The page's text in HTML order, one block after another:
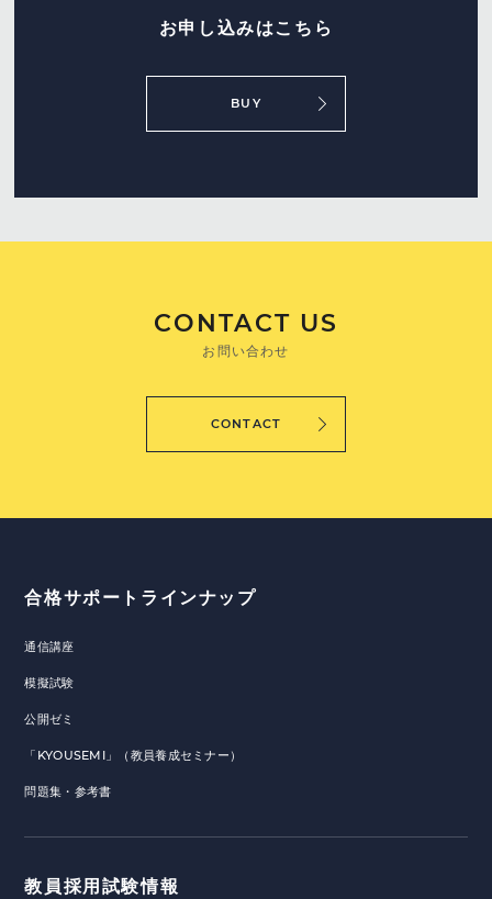
お申し込みはこちら
BUY
CONTACT US
お問い合わせ
CONTACT
合格サポートラインナップ
通信講座
模擬試験
公開ゼミ
「KYOUSEMI」（教員養成セミナー）
問題集・参考書
教員採用試験情報